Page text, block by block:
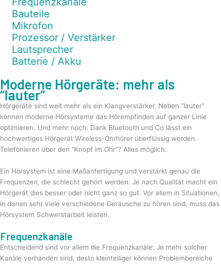
Bauteile
Mikrofon
Prozessor / Verstärker
Lautsprecher
Batterie / Akku
Moderne Hörgeräte: mehr als
“lauter”
Hörgeräte sind weit mehr als ein Klangverstärker. Neben “lauter”
können moderne Hörsysteme das Hörempfinden auf ganzer Linie
optimieren. Und mehr noch: Dank Bluetooth und Co lässt ein
hochwertiges Hörgerät Wireless-Ohrhörer überflüssig werden.
Telefonieren über den “Knopf im Ohr”? Alles möglich.
Ein Hörsystem ist eine Maßanfertigung und verstärkt genau die
Frequenzen, die schlecht gehört werden. Je nach Qualität macht ein
Hörgerät dies besser oder nicht ganz so gut. Vor allem in Situationen,
in denen sehr viele verschiedene Geräusche zu hören sind, muss das
Hörsystem Schwerstarbeit leisten.
Frequenzkanäle
Entscheidend sind vor allem die Frequenzkanäle: Je mehr solcher
Kanäle vorhanden sind, desto kleinteiliger können Problembereiche